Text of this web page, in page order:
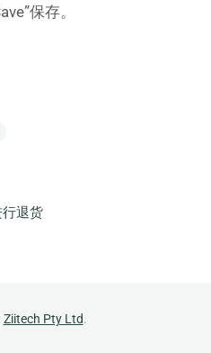
保存。
退货
Ziitech Pty Ltd.